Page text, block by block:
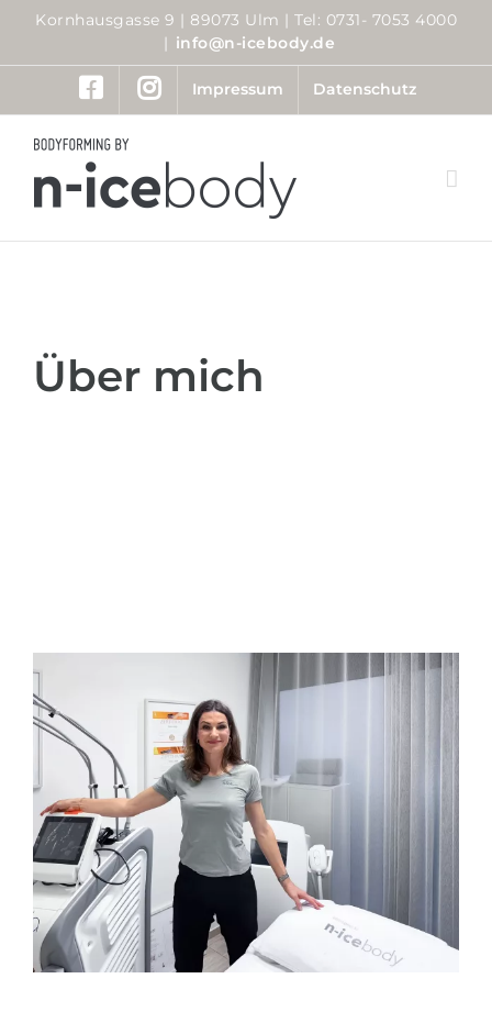
Zum
springen
Kornhausgasse 9 | 89073 Ulm | Tel: 0731- 7053 4000
info@n-icebody.de
Impressum Datenschutz
Über mich